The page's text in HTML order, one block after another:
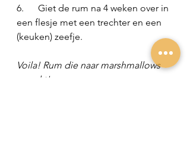
6.      Giet de rum na 4 weken over in
een flesje met een trechter en een
(keuken) zeefje.
Voila! Rum die naar marshmallows
smaakt!